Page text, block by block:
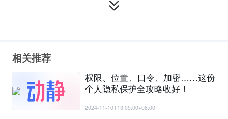
相关推荐
权限、位置、口令、加密……这份
个人隐私保护全攻略收好！
2024-11-10T13:05:00+08:00